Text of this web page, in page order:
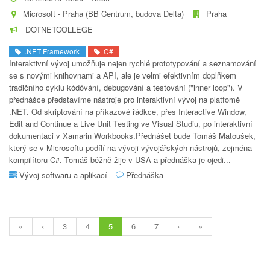
Microsoft - Praha (BB Centrum, budova Delta)
Praha
DOTNETCOLLEGE
.NET Framework C#
Interaktivní vývoj umožňuje nejen rychlé prototypování a seznamování
se s novými knihovnami a API, ale je velmi efektivním doplňkem
tradičního cyklu kódóvání, debugování a testování ("inner loop"). V
přednášce představíme nástroje pro interaktivní vývoj na platfomě
.NET. Od skriptování na příkazové řádkce, přes Interactive Window,
Edit and Continue a Live Unit Testing ve Visual Studiu, po interaktivní
dokumentaci v Xamarin Workbooks.Přednášet bude Tomáš Matoušek,
který se v Microsoftu podílí na vývoji vývojářských nástrojů, zejména
kompilítoru C#. Tomáš běžně žije v USA a přednáška je ojedi...
Vývoj softwaru a aplikací
Přednáška
« ‹ 3 4 5 6 7 › »